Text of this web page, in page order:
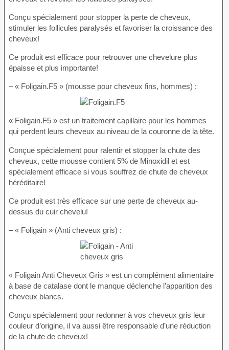
Conçu spécialement pour stopper la perte de cheveux,
stimuler les follicules paralysés et favoriser la croissance des
cheveux!
Ce produit est efficace pour retrouver une chevelure plus
épaisse et plus importante!
– « Foligain.F5 » (mousse pour cheveux fins, hommes) :
« Foligain.F5 » est un traitement capillaire pour les hommes
qui perdent leurs cheveux au niveau de la couronne de la tête.
Conçue spécialement pour ralentir et stopper la chute des
cheveux, cette mousse contient 5% de Minoxidil et est
spécialement efficace si vous souffrez de chute de cheveux
héréditaire!
Ce produit est très efficace sur une perte de cheveux au-
dessus du cuir chevelu!
– « Foligain » (Anti cheveux gris) :
« Foligain Anti Cheveux Gris » est un complément alimentaire
à base de catalase dont le manque déclenche l’apparition des
cheveux blancs.
Conçu spécialement pour redonner à vos cheveux gris leur
couleur d’origine, il va aussi être responsable d’une réduction
de la chute de cheveux!